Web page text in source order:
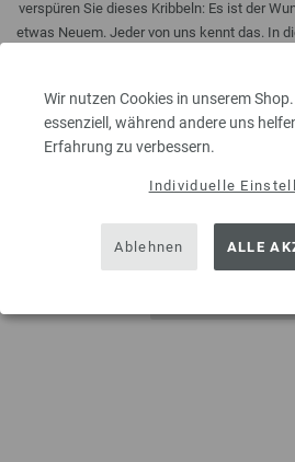
Wir nutzen Cookies in unserem
essenziell, während andere uns
Erfahrung zu verbessern.
Individuelle
Ablehnen ALLE
verspüren Sie dieses Kribbeln: Es ist der
etwas Neuem. Jeder von uns kennt das. In
8,00 € inkl. MwSt., zzgl.
MENGE
IN DEN